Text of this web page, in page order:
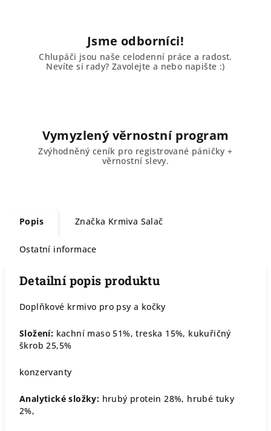
Jsme odborníci!
Chlupáči jsou naše celodenní práce a radost.
Nevíte si rady? Zavolejte a nebo napište :)
Vymyzlený věrnostní program
Zvýhodněný ceník pro registrované páničky +
věrnostní slevy.
Popis Značka Krmiva Salač
Ostatní informace
Detailní popis produktu
Doplňkové krmivo pro psy a kočky
Složení: kachní maso 51%, treska 15%, kukuřičný
škrob 25,5%
konzervanty
Analytické složky: hrubý protein 28%, hrubé tuky
2%,